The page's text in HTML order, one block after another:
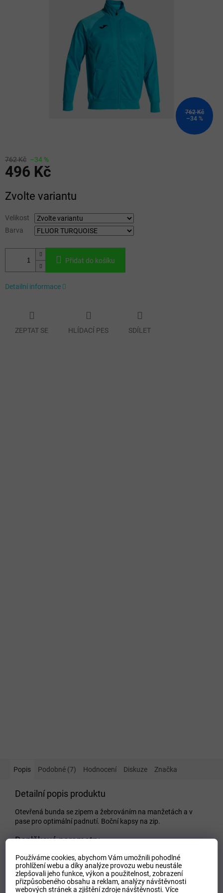
Používáme cookies, abychom Vám umožnili pohodlné
prohlížení webu a díky analýze provozu webu neustále
zlepšovali jeho funkce, výkon a použitelnost,zobrazení
přizpůsobeného obsahu a reklam, analýzy návštěvnosti
webových stránek a zjištění zdroje návštěvnosti.Více
762 Kč
–34 %
762 Kč –34 %
496 Kč
cena:
Zvolte variantu
Velikost
Barva
Přidat do košíku
Detailní informace
ZEPTAT SE HLÍDACÍ PES SDÍLET
Popis Podobné (7) Hodnocení Diskuze Značka
Detailní popis produktu
Otevřená bunda se zipem a žebrováním na manžetách a v
pase pro optimální padnutí. Boční kapsy na zip.
Doplňkové parametry
Kategorie:
Dětské mikiny
EAN:
Zvolte variantu
Tipo Mdelo:
T